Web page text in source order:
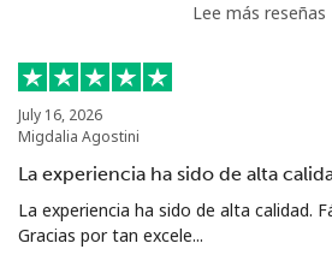
Lee más
July 16, 2026
Migdalia Agostini
La experiencia ha sido de alta
La experiencia ha sido de alta calidad.
Gracias por tan excele...